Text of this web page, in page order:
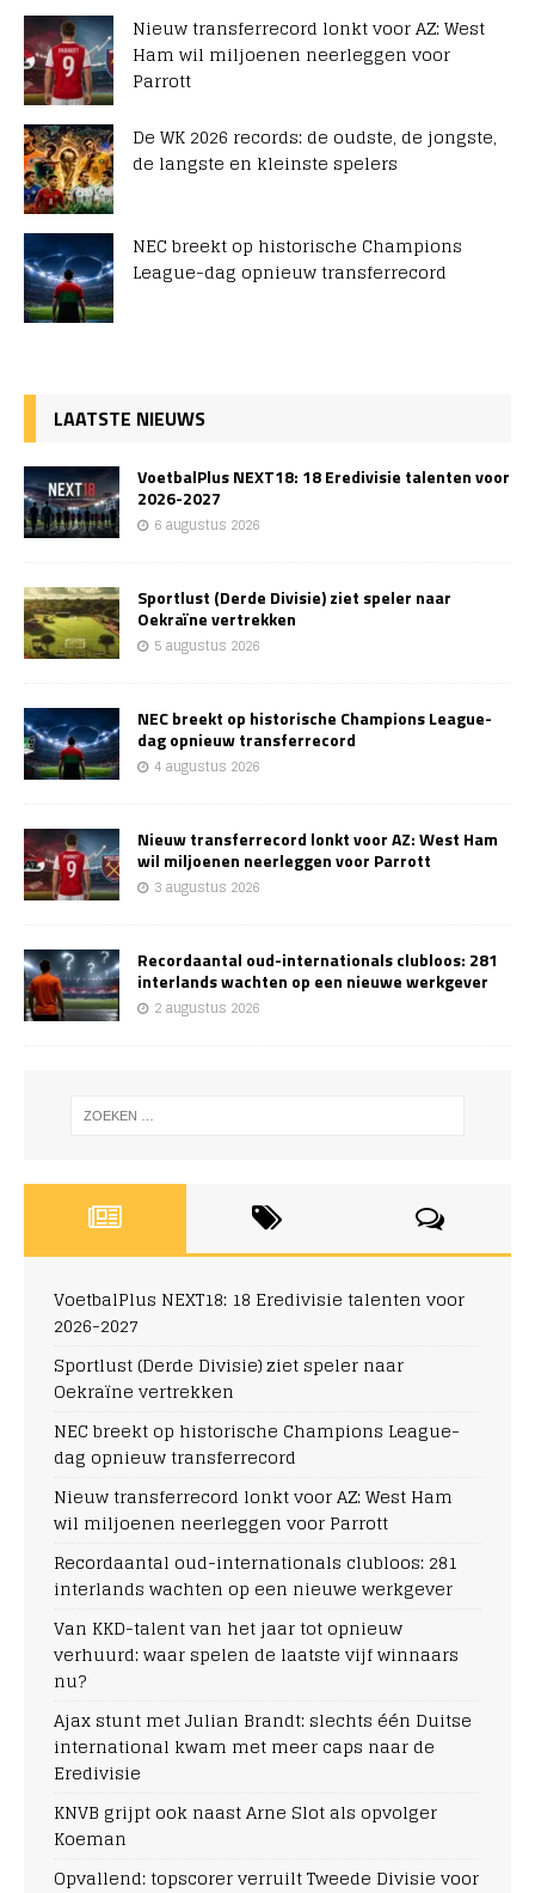
Nieuw transferrecord lonkt voor AZ: West
Ham wil miljoenen neerleggen voor
Parrott
De WK 2026 records: de oudste, de jongste,
de langste en kleinste spelers
NEC breekt op historische Champions
League-dag opnieuw transferrecord
LAATSTE NIEUWS
VoetbalPlus NEXT18: 18 Eredivisie talenten voor
2026-2027
6 augustus 2026
Sportlust (Derde Divisie) ziet speler naar
Oekraïne vertrekken
5 augustus 2026
NEC breekt op historische Champions League-
dag opnieuw transferrecord
4 augustus 2026
Nieuw transferrecord lonkt voor AZ: West Ham
wil miljoenen neerleggen voor Parrott
3 augustus 2026
Recordaantal oud-internationals clubloos: 281
interlands wachten op een nieuwe werkgever
2 augustus 2026
VoetbalPlus NEXT18: 18 Eredivisie talenten voor
2026-2027
Sportlust (Derde Divisie) ziet speler naar
Oekraïne vertrekken
NEC breekt op historische Champions League-
dag opnieuw transferrecord
Nieuw transferrecord lonkt voor AZ: West Ham
wil miljoenen neerleggen voor Parrott
Recordaantal oud-internationals clubloos: 281
interlands wachten op een nieuwe werkgever
Van KKD-talent van het jaar tot opnieuw
verhuurd: waar spelen de laatste vijf winnaars
nu?
Ajax stunt met Julian Brandt: slechts één Duitse
international kwam met meer caps naar de
Eredivisie
KNVB grijpt ook naast Arne Slot als opvolger
Koeman
Opvallend: topscorer verruilt Tweede Divisie voor